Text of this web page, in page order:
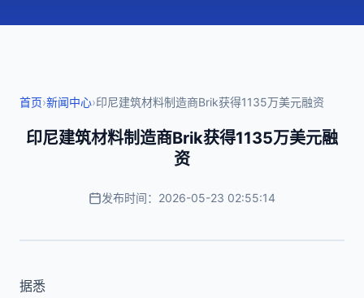
首页›新闻中心›印尼建筑材料制造商Brik获得1135万美元融资
印尼建筑材料制造商Brik获得1135万美元融
资
发布时间：2026-05-23 02:55:14
据悉